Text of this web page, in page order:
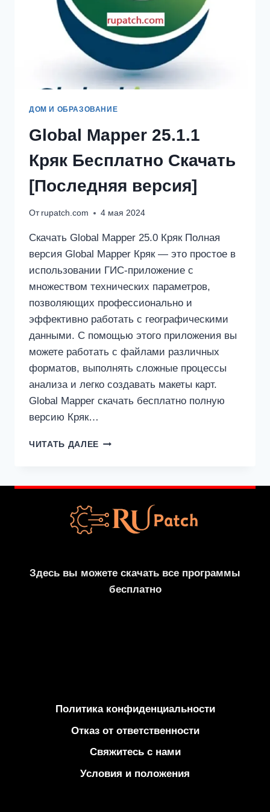
ДОМ И ОБРАЗОВАНИЕ
Global Mapper 25.1.1
Кряк Бесплатно Скачать
[Последняя версия]
От rupatch.com 4 мая 2024
Скачать Global Mapper 25.0 Кряк Полная
версия Global Mapper Кряк — это простое в
использовании ГИС-приложение с
множеством технических параметров,
позволяющих профессионально и
эффективно работать с географическими
данными. С помощью этого приложения вы
можете работать с файлами различных
форматов, выполнять сложные процессы
анализа и легко создавать макеты карт.
Global Mapper скачать бесплатно полную
версию Кряк…
ЧИТАТЬ ДАЛЕЕ GLOBAL
[ПОСЛЕДНЯЯ
ВЕРСИЯ]
Здесь вы можете скачать все программы
бесплатно
Политика конфиденциальности
Отказ от ответственности
Свяжитесь с нами
Условия и положения